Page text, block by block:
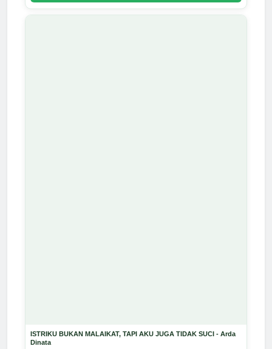
ISTRIKU BUKAN MALAIKAT, TAPI AKU JUGA TIDAK SUCI - Arda
Dinata